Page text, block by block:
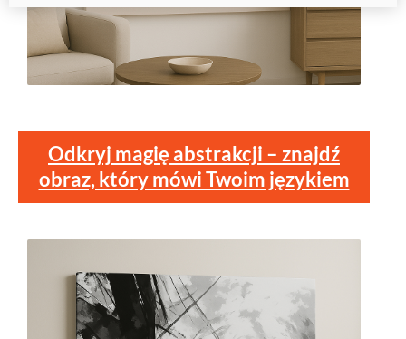
Odkryj magię abstrakcji – znajdź
obraz, który mówi Twoim językiem